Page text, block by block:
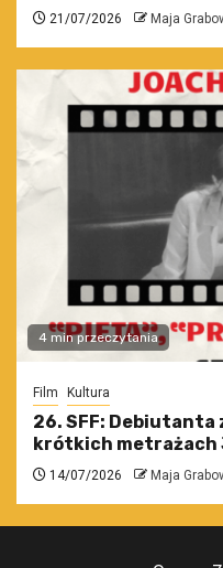
21/07/2026 Maja
4 min przeczytania
Film Kultura
26. SFF: Debiutanta
krótkich metrażach
14/07/2026 Maja